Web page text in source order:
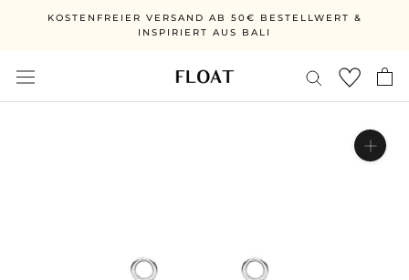
KOSTENFREIER VERSAND AB 50€ BESTELLWERT &
INSPIRIERT AUS BALI